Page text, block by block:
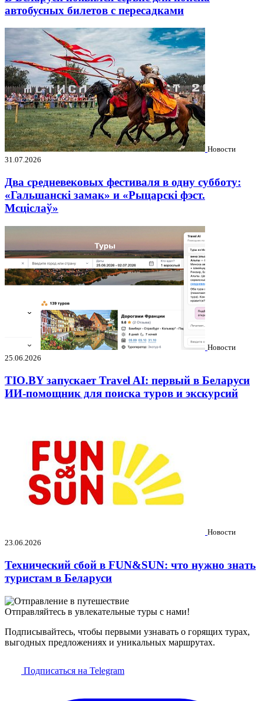
автобусных билетов с пересадками
Новости
31.07.2026
Два средневековых фестиваля в одну субботу:
«Гальшанскі замак» и «Рыцарскі фэст.
Мсціслаў»
Новости
25.06.2026
TIO.BY запускает Travel AI: первый в Беларуси
ИИ-помощник для поиска туров и экскурсий
Новости
23.06.2026
Технический сбой в FUN&SUN: что нужно знать
туристам в Беларуси
Отправляйтесь в увлекательные туры с нами!
Подписывайтесь, чтобы первыми узнавать о горящих турах,
выгодных предложениях и уникальных маршрутах.
Подписаться на Telegram